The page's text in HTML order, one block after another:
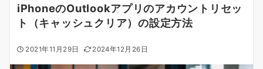
iPhoneのOutlookアプリのアカウントリセッ
ト（キャッシュクリア）の設定方法
2021年11月29日 2024年12月26日